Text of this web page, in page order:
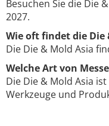
Besuchen Sie die Die
2027.
Wie oft findet die Die
Die Die & Mold Asia
Welche Art von
Die Die & Mold Asia
Werkzeuge und